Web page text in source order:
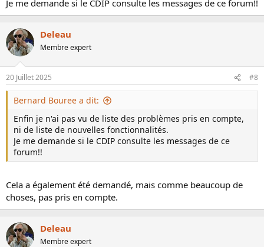
développeurs eux-mêmes. Je comprend que d'un coté
Un très gros effort à faire par le CDIP sur ce point.
Peut-être pas du talent, mais de la bonne volonté......
Ce forum est un forum d'entraide entre utilisateurs, celui-ci
fonctionne plutôt bien avec des membres qui ont une
grande maîtrise du logiciel, je ne les citerai pas, tout le
monde ici les connais, chacun avec ses particularités,
même si parfois on peut un peu perdre patience mais on
n'abandonne pas......
Mais pourquoi donc voulez vous qu'ils répondent ici ? Ils
rappelle qu'ils nous facturent leur assistance, et comme
vous le dite leur peu de documentation. S'ils nous
Je me demande si le CDIP consulte les messages de ce forum!!
Deleau
Membre expert
20 Juillet 2025 #8
Bernard Bouree a dit:
Enfin je n'ai pas vu de liste des problèmes pris en compte,
ni de liste de nouvelles fonctionnalités.
Je me demande si le CDIP consulte les messages de ce
forum!!
Cela a également été demandé, mais comme beaucoup de
choses, pas pris en compte.
Deleau
Membre expert